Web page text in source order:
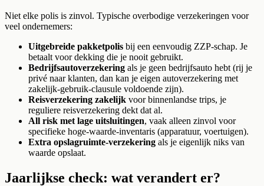
Niet elke polis is zinvol. Typische overbodige verzekeringen voor
veel ondernemers:
Uitgebreide pakketpolis bij een eenvoudig ZZP-schap. Je
betaalt voor dekking die je nooit gebruikt.
Bedrijfsautoverzekering als je geen bedrijfsauto hebt (rij je
privé naar klanten, dan kan je eigen autoverzekering met
zakelijk-gebruik-clausule voldoende zijn).
Reisverzekering zakelijk voor binnenlandse trips, je
reguliere reisverzekering dekt dat al.
All risk met lage uitsluitingen, vaak alleen zinvol voor
specifieke hoge-waarde-inventaris (apparatuur, voertuigen).
Extra opslagruimte-verzekering als je eigenlijk niks van
waarde opslaat.
Jaarlijkse check: wat verandert er?